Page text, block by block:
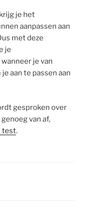
je het
aanpassen aan
met deze
je
je van
aan te passen aan
gesproken over
van af,
test.